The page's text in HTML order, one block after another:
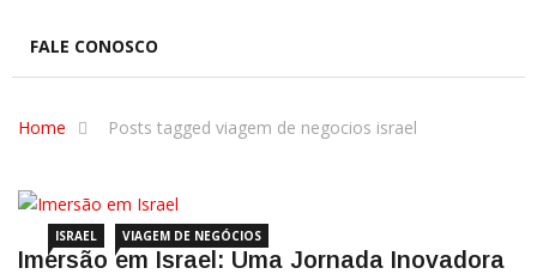
FALE CONOSCO
Home Posts tagged viagem de negocios israel
ISRAEL VIAGEM DE NEGÓCIOS
Imersão em Israel: Uma Jornada Inovadora